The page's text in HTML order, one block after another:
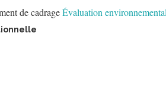
de cadrageÉvaluation